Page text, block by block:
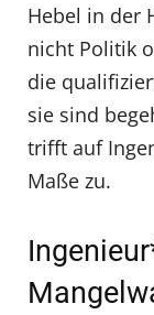
Hebel in der
nicht Politik
die
sie sind
trifft auf
Maße zu.